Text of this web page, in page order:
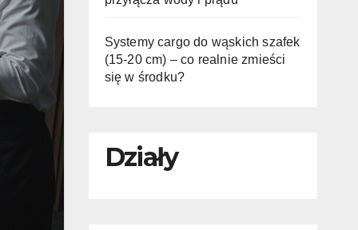
Systemy cargo do wąskich szafek
(15-20 cm) – co realnie zmieści
się w środku?
Działy